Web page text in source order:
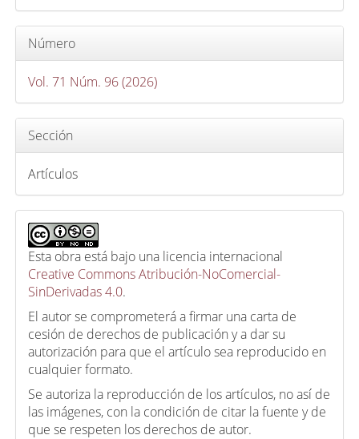
Número
Vol. 71 Núm. 96 (2026)
Sección
Artículos
Esta obra está bajo una licencia internacional
Creative Commons Atribución-NoComercial-
SinDerivadas 4.0.
El autor se comprometerá a firmar una carta de
cesión de derechos de publicación y a dar su
autorización para que el artículo sea reproducido en
cualquier formato.
Se autoriza la reproducción de los artículos, no así de
las imágenes, con la condición de citar la fuente y de
que se respeten los derechos de autor.